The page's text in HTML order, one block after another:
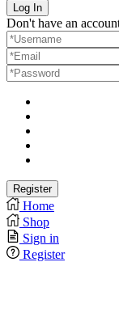
Don't have an
Home
Shop
Sign in
Register